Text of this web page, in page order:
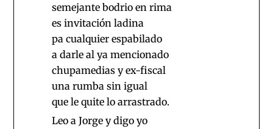
semejante bodrio en rima
es invitación ladina
pa cualquier espabilado
a darle al ya mencionado
chupamedias y ex-fiscal
una rumba sin igual
que le quite lo arrastrado.
Leo a Jorge y digo yo